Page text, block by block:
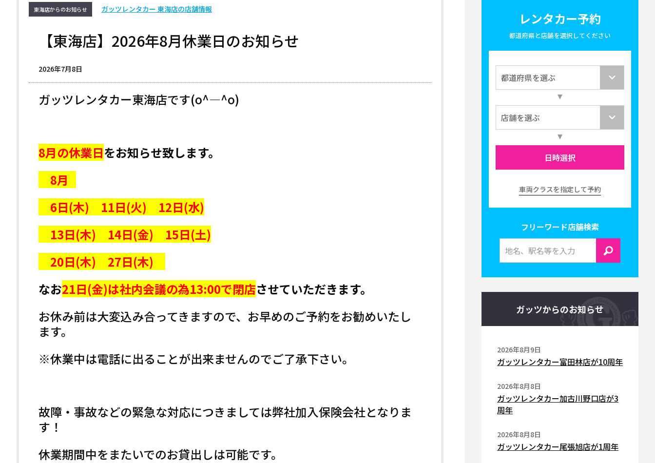
東海店からのお知らせ ガッツレンタカー 東海店の店舗情報
【東海店】2026年8月休業日のお知らせ
2026年7月8日
ガッツレンタカー東海店です(o^―^o)
8月の休業日をお知らせ致します。
8月
6日(木) 11日(火) 12日(水)
13日(木) 14日(金) 15日(土)
20日(木) 27日(木)
なお21日(金)は社内会議の為13:00で閉店させていただきます。
お休み前は大変込み合ってきますので、お早めのご予約をお勧めいたし
ます。
※休業中は電話に出ることが出来ませんのでご了承下さい。
故障・事故などの緊急な対応につきましては弊社加入保険会社となりま
す！
休業期間中をまたいでのお貸出しは可能です。
レンタカー予約
都道府県と店舗を選択してください
日時選択
車両クラスを指定して予約
フリーワード店舗検索
ガッツからのお知らせ
2026年8月9日
ガッツレンタカー富田林店が10周年
2026年8月8日
ガッツレンタカー加古川野口店が3
周年
2026年8月8日
ガッツレンタカー尾張旭店が1周年